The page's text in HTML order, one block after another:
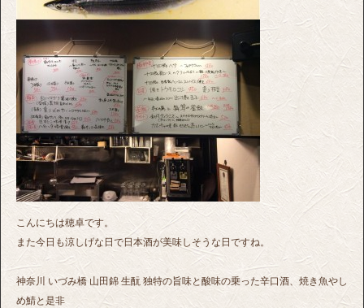
こんにちは穂卓です。
また今日も涼しげな日で日本酒が美味しそうな日ですね。
神奈川 いづみ橋 山田錦 生酛 独特の旨味と酸味の乗った辛口酒、焼き魚やし
め鯖と是非